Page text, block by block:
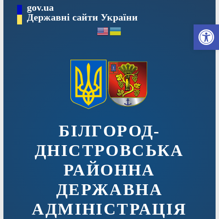
вмісту
gov.ua
Державні сайти України
БІЛГОРОД-
ДНІСТРОВСЬКА
РАЙОННА
ДЕРЖАВНА
АДМІНІСТРАЦІЯ